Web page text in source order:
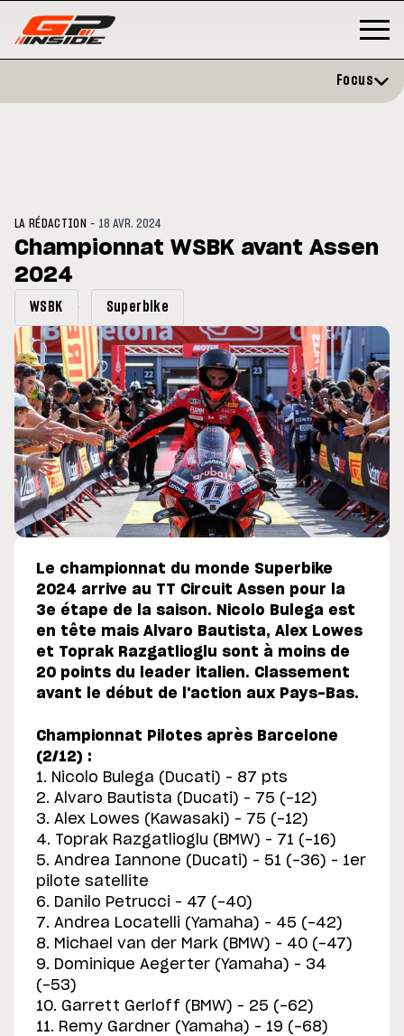
du GP de Grande-
Focus
LA RÉDACTION - 18 AVR. 2024
Championnat WSBK avant Assen
2024
WSBK Superbike
Le championnat du monde Superbike
2024 arrive au TT Circuit Assen pour la
3e étape de la saison. Nicolo Bulega est
en tête mais Alvaro Bautista, Alex Lowes
et Toprak Razgatlioglu sont à moins de
20 points du leader italien. Classement
avant le début de l'action aux Pays-Bas.
Championnat Pilotes après Barcelone
(2/12) :
1. Nicolo Bulega (Ducati) – 87 pts
2. Alvaro Bautista (Ducati) – 75 (-12)
3. Alex Lowes (Kawasaki) – 75 (-12)
4. Toprak Razgatlioglu (BMW) – 71 (-16)
5. Andrea Iannone (Ducati) – 51 (-36) – 1er
pilote satellite
6. Danilo Petrucci – 47 (-40)
7. Andrea Locatelli (Yamaha) – 45 (-42)
8. Michael van der Mark (BMW) – 40 (-47)
9. Dominique Aegerter (Yamaha) – 34
(-53)
10. Garrett Gerloff (BMW) – 25 (-62)
11. Remy Gardner (Yamaha) – 19 (-68)